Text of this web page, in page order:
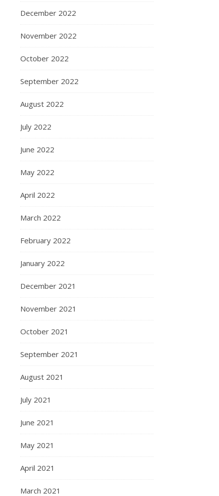
December 2022
November 2022
October 2022
September 2022
August 2022
July 2022
June 2022
May 2022
April 2022
March 2022
February 2022
January 2022
December 2021
November 2021
October 2021
September 2021
August 2021
July 2021
June 2021
May 2021
April 2021
March 2021